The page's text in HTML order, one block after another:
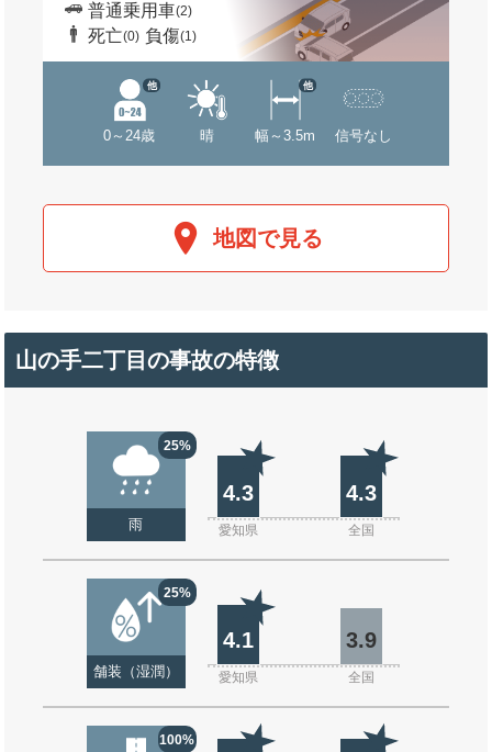
普通乗用車(2)
死亡(0) 負傷(1)
0～24歳
他
晴 幅～3.5m
他
信号なし
地図で見る
山の手二丁目の事故の特徴
25%
雨
4.3 4.3
愛知県 全国
25%
舗装（湿潤）
4.1 3.9
愛知県 全国
100%